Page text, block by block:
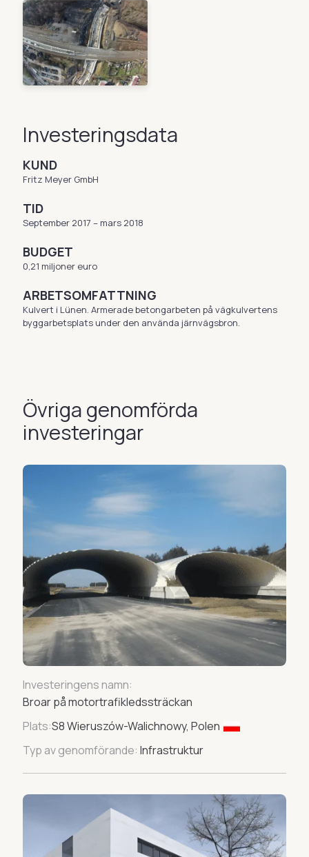
Investeringsdata
KUND
Fritz Meyer GmbH
TID
September 2017 – mars 2018
BUDGET
0,21 miljoner euro
ARBETSOMFATTNING
Kulvert i Lünen. Armerade betongarbeten på vägkulvertens
byggarbetsplats under den använda järnvägsbron.
Övriga genomförda
investeringar
Investeringens namn:
Broar på motortrafikledssträckan
Plats:S8 Wieruszów-Walichnowy, Polen
Typ av genomförande: Infrastruktur